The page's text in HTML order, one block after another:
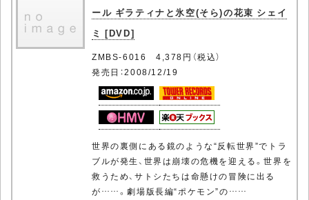
ール ギラティナと氷空(そら)の花束 シェイ
ミ [DVD]
ZMBS-6016 4,378円（税込）
発売日：2008/12/19
世界の裏側にある鏡のような“反転世界”でトラ
ブルが発生、世界は崩壊の危機を迎える。世界を
救うため、サトシたちは命懸けの冒険に出る
が……。劇場版長編“ポケモン”の……